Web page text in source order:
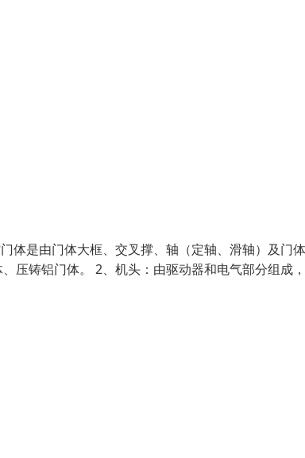
体是由门体大框、交叉撑、轴（定轴、滑轴）及门
压铸铝门体。 2、机头：由驱动器和电气部分组成，